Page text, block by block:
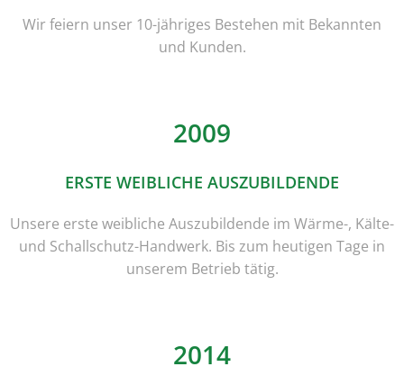
Wir feiern unser 10-jähriges Bestehen mit Bekannten
und Kunden.
2009
ERSTE WEIBLICHE AUSZUBILDENDE
Unsere erste weibliche Auszubildende im Wärme-, Kälte-
und Schallschutz-Handwerk. Bis zum heutigen Tage in
unserem Betrieb tätig.
2014